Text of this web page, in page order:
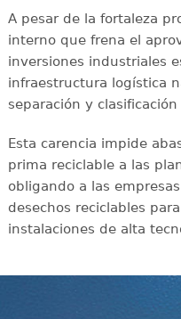
A pesar de la fortaleza
interno que frena el
inversiones industriales
infraestructura logística
separación y
Esta carencia impide
prima reciclable a las
obligando a las
desechos reciclables
instalaciones de alta